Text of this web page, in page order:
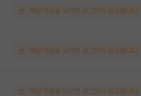
해당 댓글을 보려면 로그인이 필요합니다.
해당 댓글을 보려면 로그인이 필요합니다.
해당 댓글을 보려면 로그인이 필요합니다.